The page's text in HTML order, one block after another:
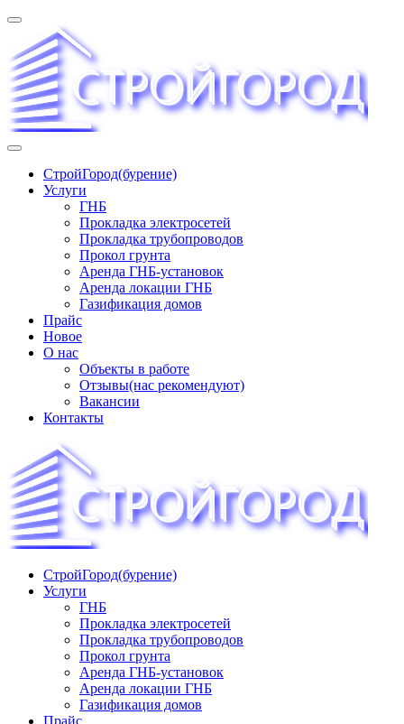
Перейти
содержимому
трудопроводов ∿ Газификация жилого сектора ✆
+74951573444
СтройГород(бурение)
Услуги
ГНБ
Прокладка электросетей
Прокладка трубопроводов
Прокол грунта
Аренда ГНБ-установок
Аренда локации ГНБ
Газификация домов
Прайс
Новое
О нас
Объекты в работе
Отзывы(нас рекомендуют)
Вакансии
Контакты
«СТРОЙГОРОД» ∿ Бурение ∿ ГНБ ∿ Прокладка
трудопроводов ∿ Газификация жилого сектора ✆
+74951573444
СтройГород(бурение)
Услуги
ГНБ
Прокладка электросетей
Прокладка трубопроводов
Прокол грунта
Аренда ГНБ-установок
Аренда локации ГНБ
Газификация домов
Прайс